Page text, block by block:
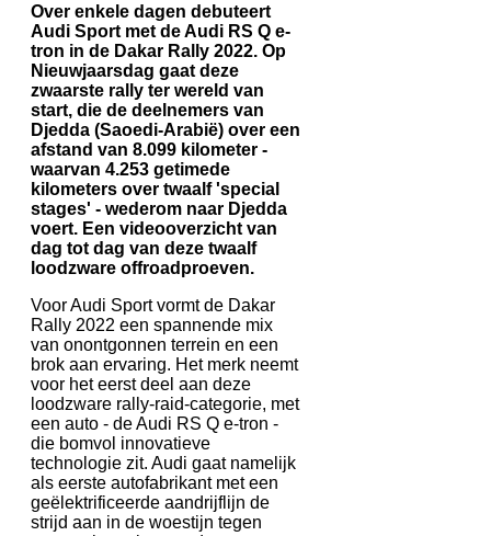
Over enkele dagen debuteert
Audi Sport met de Audi RS Q e-
tron in de Dakar Rally 2022. Op
Nieuwjaarsdag gaat deze
zwaarste rally ter wereld van
start, die de deelnemers van
Djedda (Saoedi-Arabië) over een
afstand van 8.099 kilometer -
waarvan 4.253 getimede
kilometers over twaalf 'special
stages' - wederom naar Djedda
voert. Een videooverzicht van
dag tot dag van deze twaalf
loodzware offroadproeven.
Voor Audi Sport vormt de Dakar
Rally 2022 een spannende mix
van onontgonnen terrein en een
brok aan ervaring. Het merk neemt
voor het eerst deel aan deze
loodzware rally-raid-categorie, met
een auto - de Audi RS Q e-tron -
die bomvol innovatieve
technologie zit. Audi gaat namelijk
als eerste autofabrikant met een
geëlektrificeerde aandrijflijn de
strijd aan in de woestijn tegen